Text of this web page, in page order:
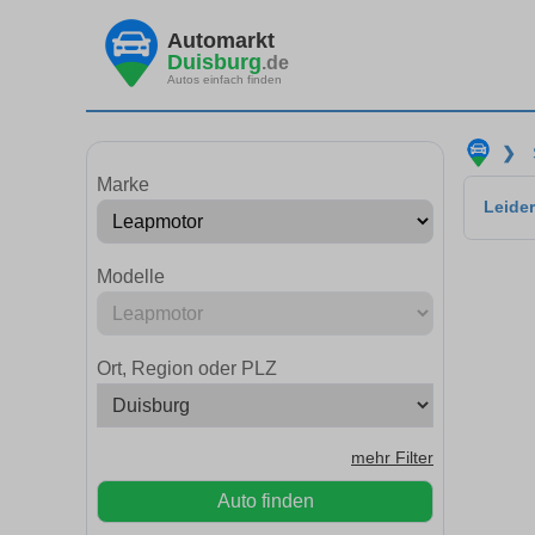
Automarkt
Duisburg.de
Autos einfach finden
Marke
Modelle
Ort, Region oder PLZ
mehr Filter
Auto finden
❯